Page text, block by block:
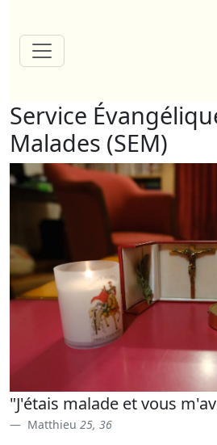
Service
Malades (SEM)
"J'étais malade et vous
Matthieu 25, 36